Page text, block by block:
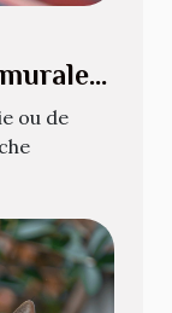
ou de